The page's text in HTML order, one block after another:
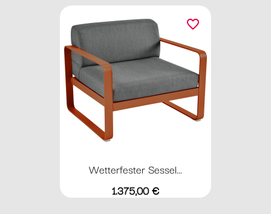
Wetterfester Sessel...
Preis
1.375,00 €
favorite_border